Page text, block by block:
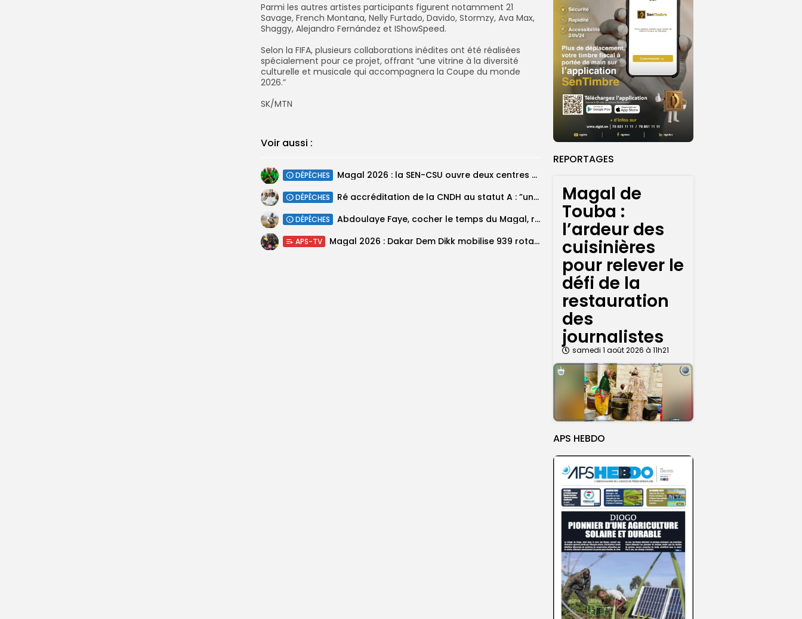
REPORTAGES
Magal de
Touba :
l’ardeur des
cuisinières
pour relever le
défi de la
restauration
des
journalistes
samedi 1 août 2026 à 11h21
APS HEBDO
‎Parmi les autres artistes participants figurent notamment 21
Savage, French Montana, Nelly Furtado, Davido, Stormzy, Ava Max,
Shaggy, Alejandro Fernández et IShowSpeed.
‎Selon la FIFA, plusieurs collaborations inédites ont été réalisées
spécialement pour ce projet, offrant “une vitrine à la diversité
culturelle et musicale qui accompagnera la Coupe du monde
2026.”
‎SK/MTN
Voir aussi :
DÉPÊCHES Magal 2026 : la SEN-CSU ouvre deux centres d’enrôlement à Touba
DÉPÊCHES Ré accréditation de la CNDH au statut A : ”une priorité nationale”,...
DÉPÊCHES Abdoulaye Faye, cocher le temps du Magal, rêve d’un lendemain meilleur
APS-TV Magal 2026 : Dakar Dem Dikk mobilise 939 rotations et transporte près...